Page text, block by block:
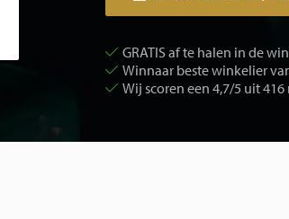
GRATIS af te halen in de
Winnaar beste winkelier
Wij scoren een 4,7/5 uit 416